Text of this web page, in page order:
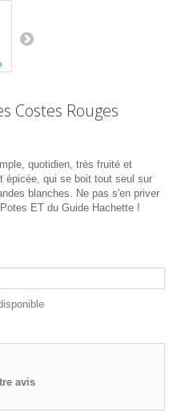
Costes Rouges
quotidien, très fruité et
épicée, qui se boit tout seul sur
blanches. Ne pas s'en priver
ET du Guide Hachette !
avis